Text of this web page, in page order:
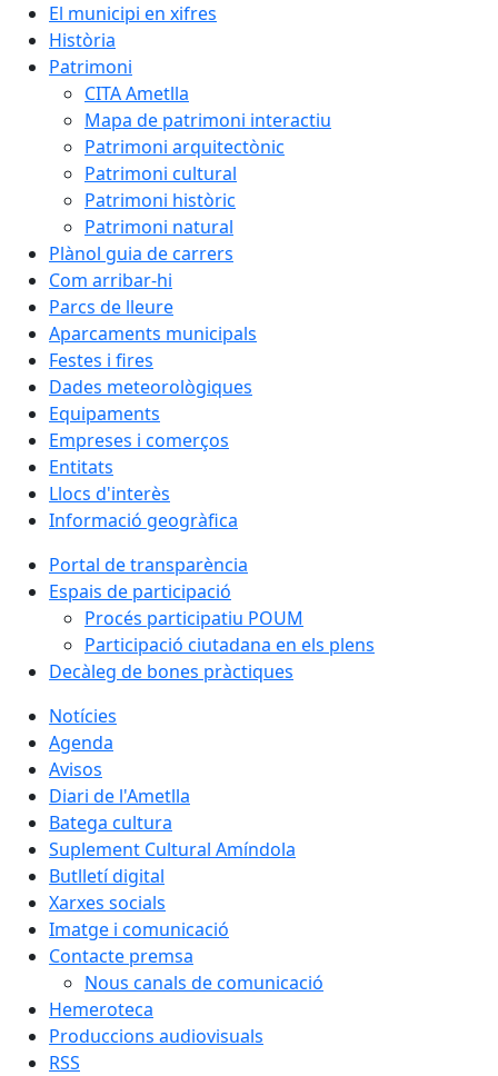
El municipi en xifres
Història
Patrimoni
CITA Ametlla
Mapa de patrimoni interactiu
Patrimoni arquitectònic
Patrimoni cultural
Patrimoni històric
Patrimoni natural
Plànol guia de carrers
Com arribar-hi
Parcs de lleure
Aparcaments municipals
Festes i fires
Dades meteorològiques
Equipaments
Empreses i comerços
Entitats
Llocs d'interès
Informació geogràfica
Portal de transparència
Espais de participació
Procés participatiu POUM
Participació ciutadana en els plens
Decàleg de bones pràctiques
Notícies
Agenda
Avisos
Diari de l'Ametlla
Batega cultura
Suplement Cultural Amíndola
Butlletí digital
Xarxes socials
Imatge i comunicació
Contacte premsa
Nous canals de comunicació
Hemeroteca
Produccions audiovisuals
RSS